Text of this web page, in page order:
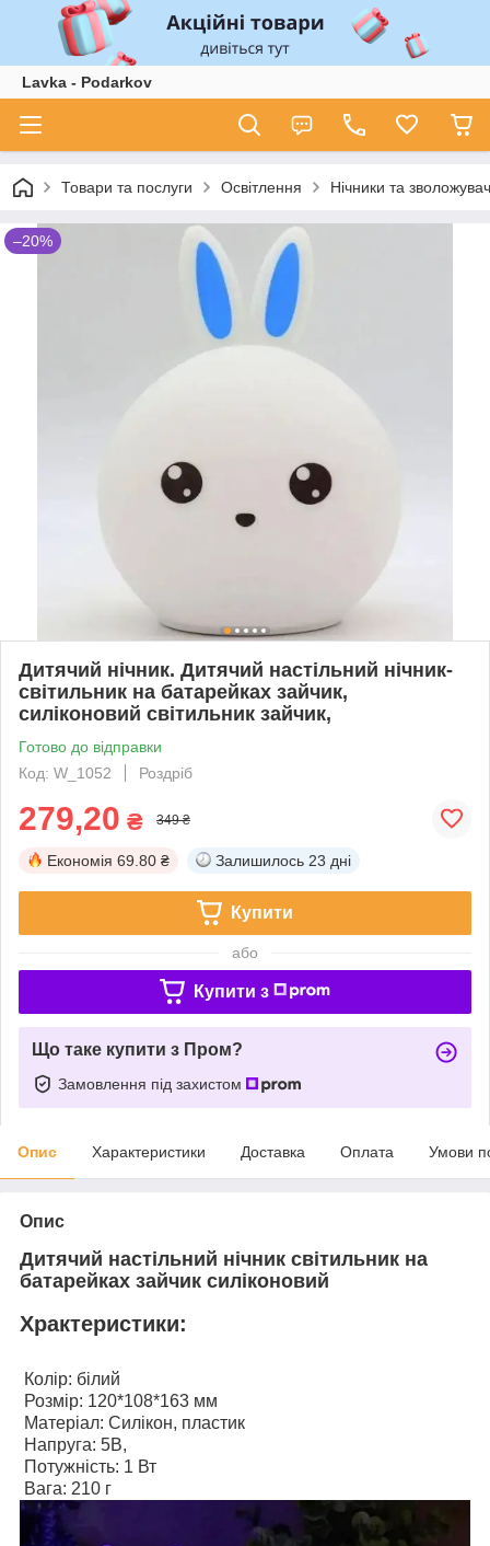
Lavka - Podarkov
Товари та послуги Освітлення Нічники та
–20%
Дитячий нічник. Дитячий настільний нічник-
світильник на батарейках зайчик,
силіконовий світильник зайчик,
Готово до відправки
Код: W_1052
Роздріб
279,20 ₴ 349 ₴
Економія 69.80 ₴ Залишилось 23 дні
Купити
або
Купити з
Що таке купити з Пром?
Замовлення під захистом
Опис Характеристики Доставка Оплата Умови
Опис
Дитячий настільний нічник світильник на
батарейках зайчик силіконовий
Храктеристики:
Колір: білий
Розмір: 120*108*163 мм
Матеріал: Силікон, пластик
Напруга: 5В,
Потужність: 1 Вт
Вага: 210 г